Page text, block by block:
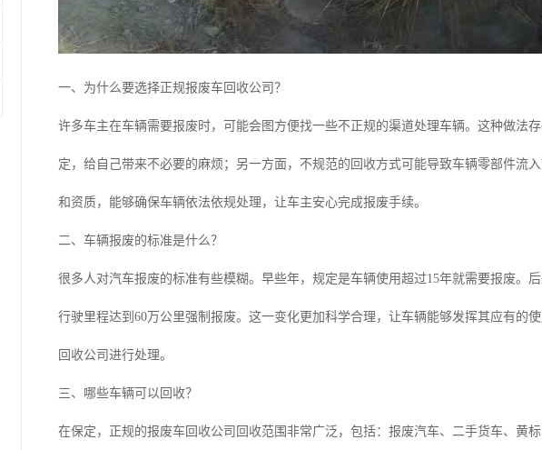
一、为什么要选择正规报废车回收公司？
许多车主在车辆需要报废时，可能会图方便找一些不正规的渠道处理车辆。这种做法
定，给自己带来不必要的麻烦；另一方面，不规范的回收方式可能导致车辆零部件流
和资质，能够确保车辆依法依规处理，让车主安心完成报废手续。
二、车辆报废的标准是什么？
很多人对汽车报废的标准有些模糊。早些年，规定是车辆使用超过15年就需要报废。
行驶里程达到60万公里强制报废。这一变化更加科学合理，让车辆能够发挥其应有的
回收公司进行处理。
三、哪些车辆可以回收？
在保定，正规的报废车回收公司回收范围非常广泛，包括：报废汽车、二手货车、黄